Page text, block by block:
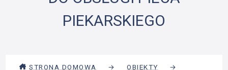
PIEKARSKIEGO
STRONA DOMOWA → OBIEKTY
→